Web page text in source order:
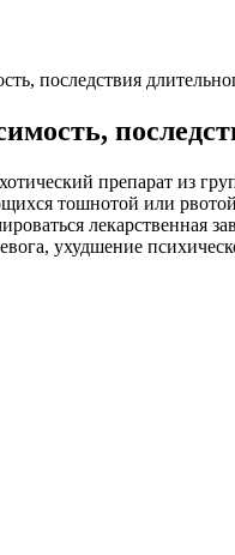
последствия
препарат из
тошнотой или
лекарственная
ухудшение